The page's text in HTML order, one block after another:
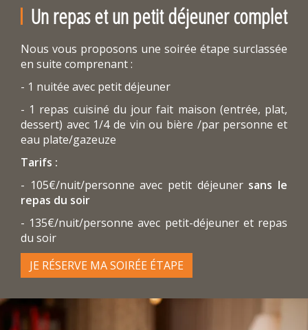
Un repas et un petit déjeuner complet
Nous vous proposons une soirée étape surclassée
en suite comprenant :
- 1 nuitée avec petit déjeuner
- 1 repas cuisiné du jour fait maison (entrée, plat,
dessert) avec 1/4 de vin ou bière /par personne et
eau plate/gazeuze
Tarifs :
- 105€/nuit/personne avec petit déjeuner sans le
repas du soir
- 135€/nuit/personne avec petit-déjeuner et repas
du soir
JE RÉSERVE MA SOIRÉE ÉTAPE